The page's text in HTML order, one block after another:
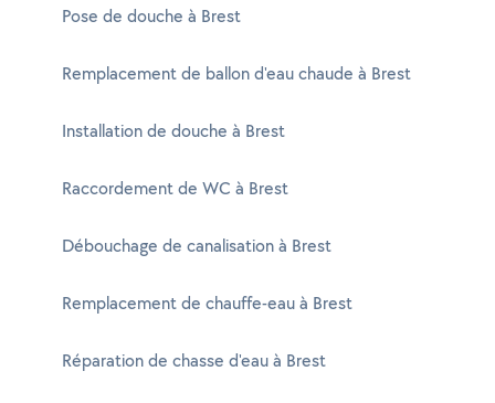
Pose de douche à Brest
Remplacement de ballon d'eau chaude à Brest
Installation de douche à Brest
Raccordement de WC à Brest
Débouchage de canalisation à Brest
Remplacement de chauffe-eau à Brest
Réparation de chasse d'eau à Brest